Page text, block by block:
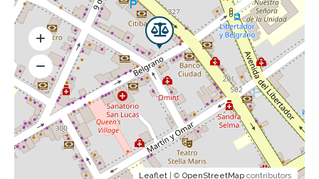
Leaflet | © OpenStreetMap contributors